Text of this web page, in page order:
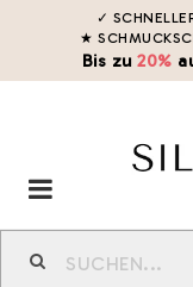
✓
★
Bis zu20%
Toggle
navigation